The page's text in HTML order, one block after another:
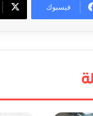
فيسبوك